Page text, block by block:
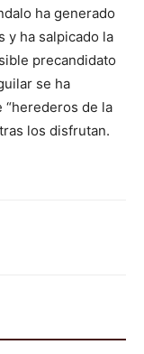
ha generado
y ha salpicado la
precandidato
se ha
de la
los disfrutan.